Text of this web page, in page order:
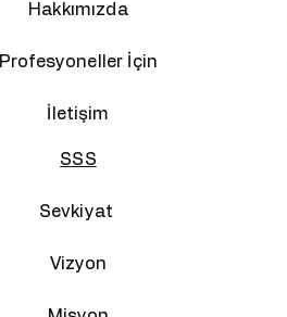
SSS
Sevkiyat
Vizyon
Hakkımızda
Profesyoneller İçin
İletişim